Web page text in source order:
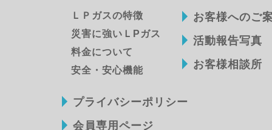
ＬＰガスの特徴
災害に強いＬPガス
料金について
安全・安心機能
お客様へのご
活動報告写真
お客様相談所
プライバシーポリシー
会員専用ページ